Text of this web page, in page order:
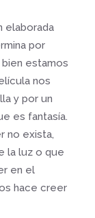
elaborada
por
estamos
nos
y por un
es fantasía.
no exista,
la luz o que
en el
hace creer